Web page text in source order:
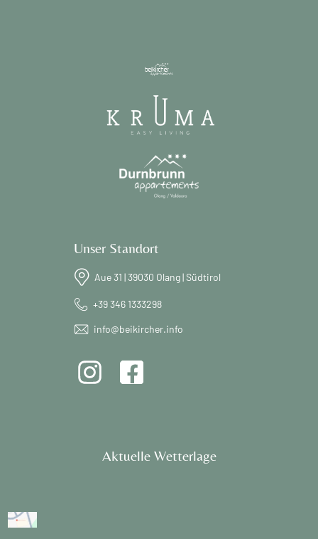
Unser Standort
Aue 31 | 39030 Olang | Südtirol
+39 346 1333298
info@beikircher.info
Aktuelle Wetterlage